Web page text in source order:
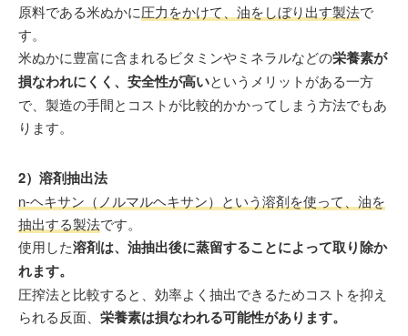
原料である米ぬかに圧力をかけて、油をしぼり出す製法で
す。
米ぬかに豊富に含まれるビタミンやミネラルなどの栄養素が
損なわれにくく、安全性が高いというメリットがある一方
で、製造の手間とコストが比較的かかってしまう方法でもあ
ります。
2）溶剤抽出法
n-ヘキサン（ノルマルヘキサン）という溶剤を使って、油を
抽出する製法です。
使用した溶剤は、油抽出後に蒸留することによって取り除か
れます。
圧搾法と比較すると、効率よく抽出できるためコストを抑え
られる反面、 栄養素は損なわれる可能性があります。